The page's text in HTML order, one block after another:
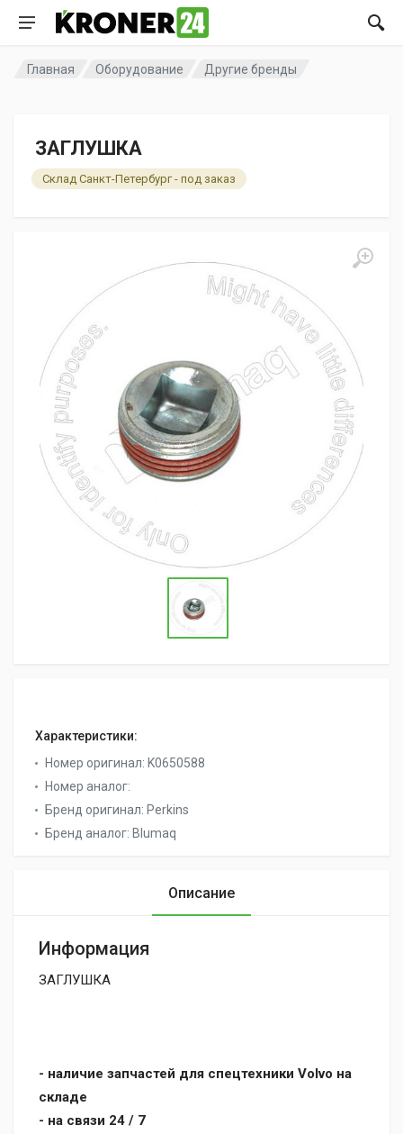
Главная Оборудование Другие бренды
ЗАГЛУШКА
Склад Санкт-Петербург - под заказ
Характеристики:
Номер оригинал: K0650588
Номер аналог:
Бренд оригинал: Perkins
Бренд аналог: Blumaq
Описание
Информация
ЗАГЛУШКА
- наличие запчастей для спецтехники Volvo на
складе
- на связи 24 / 7